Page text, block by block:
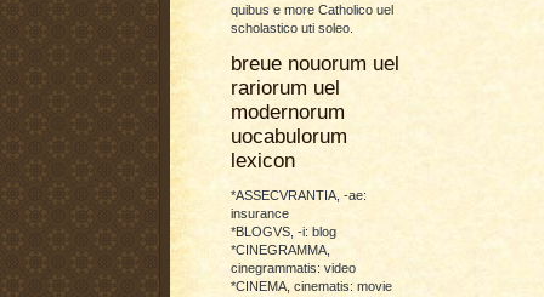
quibus e more Catholico uel
scholastico uti soleo.
breue nouorum uel
rariorum uel
modernorum
uocabulorum
lexicon
*ASSECVRANTIA, -ae:
insurance
*BLOGVS, -i: blog
*CINEGRAMMA,
cinegrammatis: video
*CINEMA, cinematis: movie